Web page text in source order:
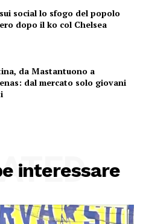
social lo sfogo del popolo
dopo il ko col Chelsea
da Mastantuono a
dal mercato solo giovani
interessare